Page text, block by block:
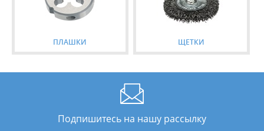
ПЛАШКИ ЩЕТКИ
Подпишитесь на нашу рассылку